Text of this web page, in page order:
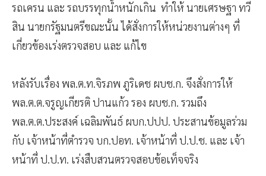
รถเครน และ รถบรรทุกน้ำหนักเกิน ทำให้ นายเศรษฐา ทวี
สิน นายกรัฐมนตรีขณะนั้น ได้สั่งการให้หน่วยงานต่างๆ ที่
เกี่ยวข้องเร่งตรวจสอบ และ แก้ไข
หลังรับเรื่อง พล.ต.ท.จิรภพ ภูริเดช ผบช.ก. จึงสั่งการให้
พล.ต.ต.จรูญเกียรติ ปานแก้ว รอง ผบช.ก. รวมถึง
พล.ต.ต.ประสงค์ เฉลิมพันธ์ ผบก.ปปป. ประสานข้อมูลร่วม
กับ เจ้าหน้าที่ตำรวจ บก.ปอท. เจ้าหน้าที่ ป.ป.ช. และ เจ้า
หน้าที่ ป.ป.ท. เร่งสืบสวนตรวจสอบข้อเท็จจริง